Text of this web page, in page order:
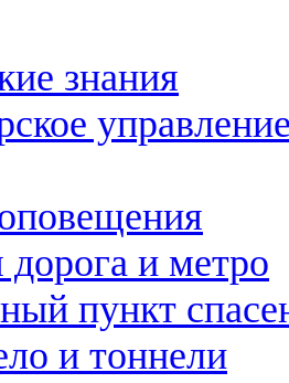
знания
и метро
пункт
и тоннели